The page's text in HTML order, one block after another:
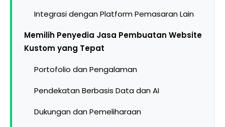
Integrasi dengan Platform Pemasaran Lain
Memilih Penyedia Jasa Pembuatan Website
Kustom yang Tepat
Portofolio dan Pengalaman
Pendekatan Berbasis Data dan AI
Dukungan dan Pemeliharaan